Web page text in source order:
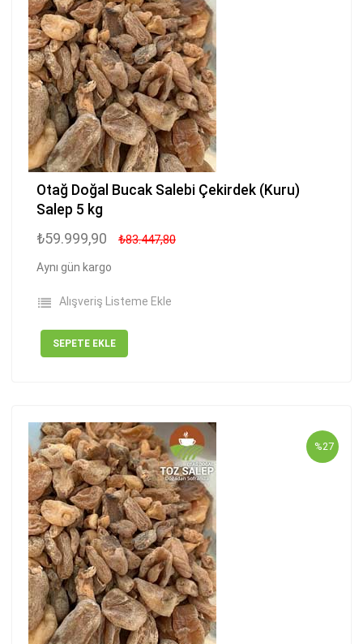
Otağ Doğal Bucak Salebi Çekirdek (Kuru)
Salep 5 kg
₺59.999,90 ₺83.447,80
Aynı gün kargo
Alışveriş Listeme Ekle
SEPETE EKLE
%27